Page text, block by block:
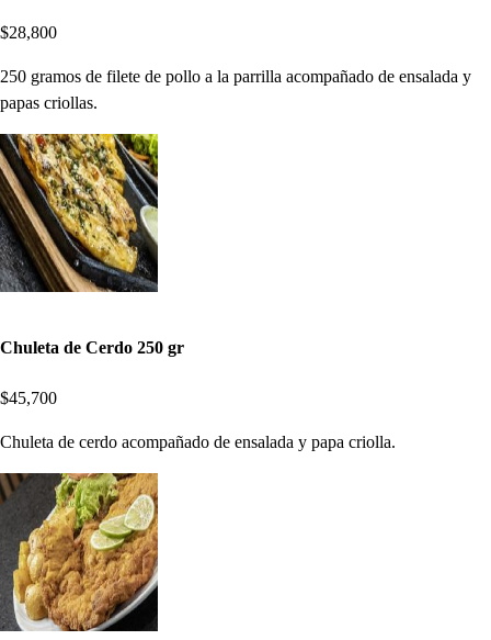
$28,800
250 gramos de filete de pollo a la parrilla acompañado de ensalada y
papas criollas.
Chuleta de Cerdo 250 gr
$45,700
Chuleta de cerdo acompañado de ensalada y papa criolla.